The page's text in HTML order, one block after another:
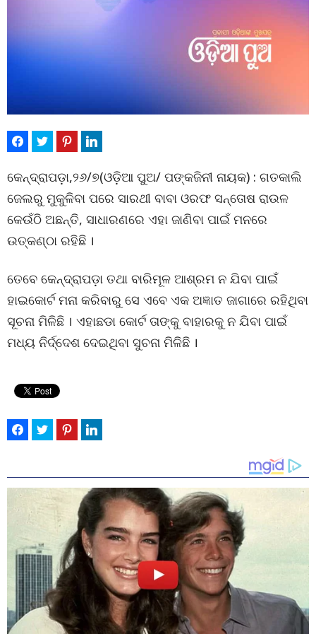
କେନ୍ଦ୍ରାପଡ଼ା,୨୬/୭(ଓଡ଼ିଆ ପୁଅ/ ପଙ୍କଜିନୀ ନାୟକ) : ଗତକାଲି
ଜେଲରୁ ମୁକୁଳିବା ପରେ ସାରଥୀ ବାବା ଓରଫ ସନ୍ତୋଷ ରାଉଳ
କେଉଁଠି ଅଛନ୍ତି, ସାଧାରଣରେ ଏହା ଜାଣିବା ପାଇଁ ମନରେ
ଉତ୍କଣ୍ଠା ରହିଛି ।
ତେବେ କେନ୍ଦ୍ରାପଡ଼ା ତଥା ବାରିମୂଳ ଆଶ୍ରମ ନ ଯିବା ପାଇଁ
ହାଇକୋର୍ଟ ମନା କରିବାରୁ ସେ ଏବେ ଏକ ଅଜ୍ଞାତ ଜାଗାରେ ରହିଥିବା
ସୂଚନା ମିଳିଛି । ଏହାଛଡା କୋର୍ଟ ତାଙ୍କୁ ବାହାରକୁ ନ ଯିବା ପାଇଁ
ମଧ୍ୟ ନିର୍ଦ୍ଦେଶ ଦେଇଥିବା ସୁଚନା ମିଳିଛି ।